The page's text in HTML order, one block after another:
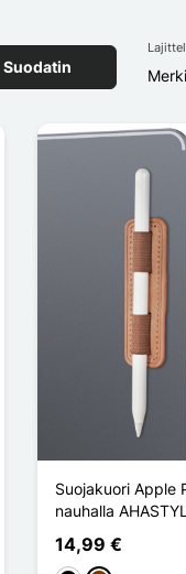
Suodatin
Suojakuori Apple
nauhalla
14,99 €